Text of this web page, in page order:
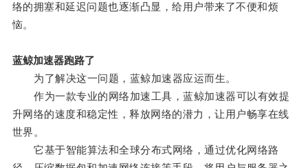
络的拥塞和延迟问题也逐渐凸显，给用户带来了不便和烦
恼。
蓝鲸加速器跑路了
为了解决这一问题，蓝鲸加速器应运而生。
作为一款专业的网络加速工具，蓝鲸加速器可以有效提
升网络的速度和稳定性，释放网络的潜力，让用户畅享在线
世界。
它基于智能算法和全球分布式网络，通过优化网络路